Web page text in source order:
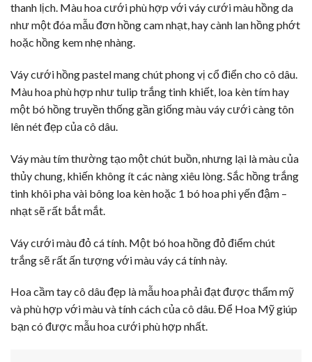
thanh lịch. Màu hoa cưới phù hợp với váy cưới màu hồng da
như một đóa mẫu đơn hồng cam nhạt, hay cành lan hồng phớt
hoặc hồng kem nhẹ nhàng.
Váy cưới hồng pastel mang chút phong vị cổ điển cho cô dâu.
Màu hoa phù hợp như tulip trắng tinh khiết, loa kèn tím hay
một bó hồng truyền thống gần giống màu váy cưới càng tôn
lên nét đẹp của cô dâu.
Váy màu tím thường tạo một chút buồn, nhưng lại là màu của
thủy chung, khiến không ít các nàng xiêu lòng. Sắc hồng trắng
tinh khôi pha vài bông loa kèn hoặc 1 bó hoa phi yến đậm –
nhạt sẽ rất bắt mắt.
Váy cưới màu đỏ cá tính. Một bó hoa hồng đỏ điểm chút
trắng sẽ rất ấn tượng với màu váy cá tính này.
Hoa cầm tay cô dâu đẹp là mẫu hoa phải đạt được thẩm mỹ
và phù hợp với màu và tính cách của cô dâu. Để Hoa Mỹ giúp
bạn có được mẫu hoa cưới phù hợp nhất.